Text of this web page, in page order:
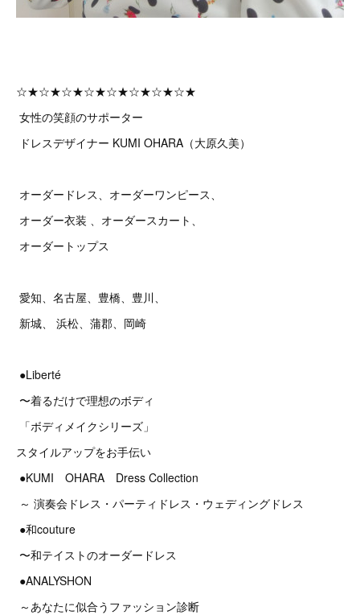
☆★☆★☆★☆★☆★☆★☆★☆★
女性の笑顔のサポーター
ドレスデザイナー KUMI OHARA（大原久美）
オーダードレス、オーダーワンピース、
オーダー衣装 、オーダースカート、
オーダートップス
愛知、名古屋、豊橋、豊川、
新城、 浜松、蒲郡、岡崎
●Liberté
〜着るだけで理想のボディ
「ボディメイクシリーズ」
スタイルアップをお手伝い
●KUMI OHARA Dress Collection
～ 演奏会ドレス・パーティドレス・ウェディングドレス
●和couture
〜和テイストのオーダードレス
●ANALYSHON
～あなたに似合うファッション診断